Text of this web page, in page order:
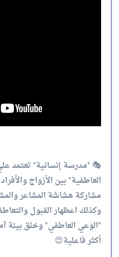
🎭 *مدرسة إنسانية* تعتمد
العاطفية* بين الأزواج
مشاركة هشاشة المشاعر
وكذلك اعظهار القبول
*الوعي العاطفي* وخلق بيئة
أكثر فاعلية😍